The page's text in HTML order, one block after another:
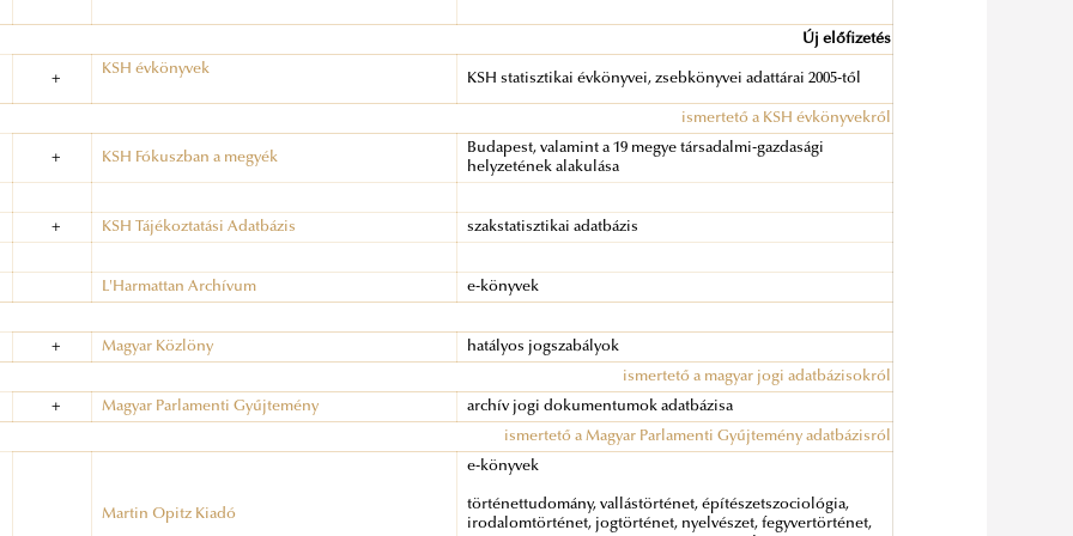
Új előfizetés
+
KSH évkönyvek
KSH statisztikai évkönyvei, zsebkönyvei adattárai 2005-től
ismertető a KSH évkönyvekről
+ KSH Fókuszban a megyék
Budapest, valamint a 19 megye társadalmi-gazdasági
helyzetének alakulása
+ KSH Tájékoztatási Adatbázis szakstatisztikai adatbázis
L'Harmattan Archívum e-könyvek
+ Magyar Közlöny hatályos jogszabályok
ismertető a magyar jogi adatbázisokról
+ Magyar Parlamenti Gyűjtemény archív jogi dokumentumok adatbázisa
ismertető a Magyar Parlamenti Gyűjtemény adatbázisról
Martin Opitz Kiadó
e-könyvek
történettudomány, vallástörténet, építészetszociológia,
irodalomtörténet, jogtörténet, nyelvészet, fegyvertörténet,